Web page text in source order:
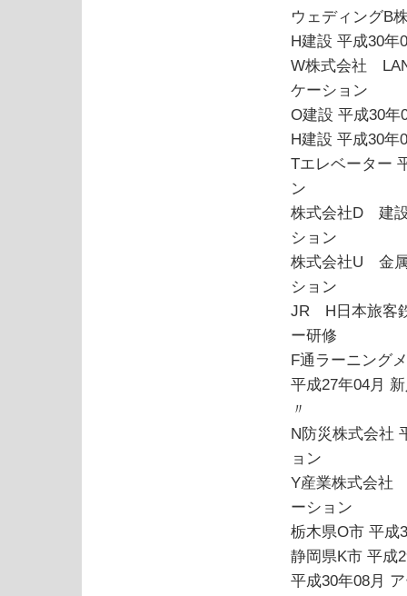
ウェディングB
H建設 平成30年
W株式会社
ケーション
O建設 平成30年
H建設 平成30年
Tエレベーター
ン
株式会社D 建設
ション
株式会社U 金属
ション
JR H日本旅客
ー研修
F通ラーニング
平成27年04月
〃
N防災株式会社
ョン
Y産業株式会社
ーション
栃木県O市 平成
静岡県K市 平成
平成30年08月